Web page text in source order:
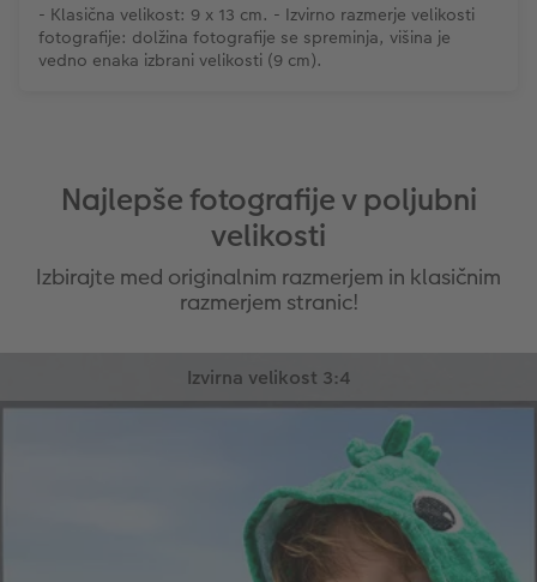
- Klasična velikost: 9 x 13 cm. - Izvirno razmerje velikosti
fotografije: dolžina fotografije se spreminja, višina je
vedno enaka izbrani velikosti (9 cm).
Najlepše fotografije v poljubni
velikosti
Izbirajte med originalnim razmerjem in klasičnim
razmerjem stranic!
Izvirna velikost 3:4
Pri fotografijah, ustvarjenih z digitalnim
fotoaparatom, je razmerje stranic po navadi 3:4.
(na primer 10 x 13 cm), torej bomo vaše fotografije
obdelali v velikosti, v kateri so bile ustvarjene.
Višina bo vedno enaka izbrani velikosti (na primer
10 cm), dolžina pa se bo glede na razmerje stranic
prilagodila. To pomeni, da bodo vse podrobnosti
vidne, toda lahko se zgodi, da se bo spremenila
Na fotoaparatu uporabite nastavitev 3:2, v kolikor
imate to možnost. V tem primeru bodo fotografije